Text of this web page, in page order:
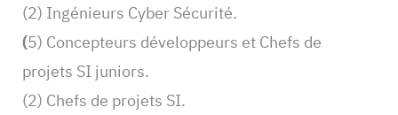
(2) Ingénieurs Cyber Sécurité.
(5) Concepteurs développeurs et Chefs de
projets SI juniors.
(2) Chefs de projets SI.